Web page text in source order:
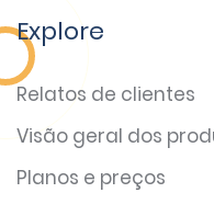
Explore
Relatos de clientes
Visão geral dos
Planos e preços